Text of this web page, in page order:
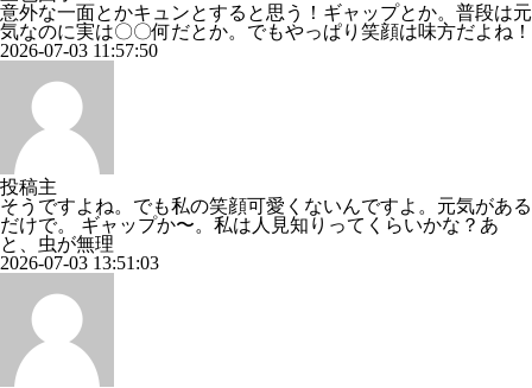
意外な一面とかキュンとすると思う！ギャップとか。普段は元
気なのに実は〇〇何だとか。でもやっぱり笑顔は味方だよね！
2026-07-03 11:57:50
投稿主
そうですよね。でも私の笑顔可愛くないんですよ。元気がある
だけで。 ギャップか〜。私は人見知りってくらいかな？あ
と、虫が無理
2026-07-03 13:51:03